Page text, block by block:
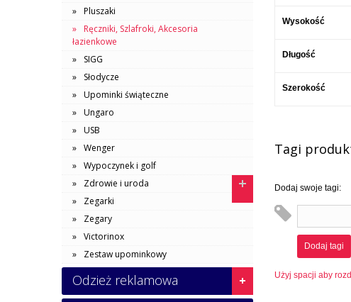
Wysokość
Długość
Szerokość
Tagi
Dodaj swoje tagi:
Dodaj tagi
Użyj spacji aby
Pluszaki
Ręczniki, Szlafroki, Akcesoria
łazienkowe
SIGG
Słodycze
Upominki świąteczne
Ungaro
USB
Wenger
Wypoczynek i golf
Zdrowie i uroda
Zegarki
Zegary
Victorinox
Zestaw upominkowy
Odzież reklamowa